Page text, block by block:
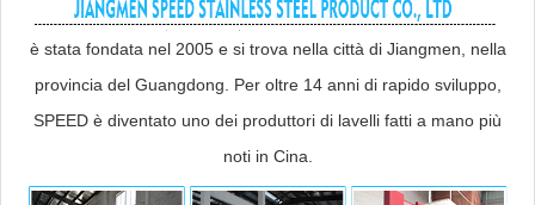
è stata fondata nel 2005 e si trova nella città di Jiangmen, nella
provincia del Guangdong. Per oltre 14 anni di rapido sviluppo,
SPEED è diventato uno dei produttori di lavelli fatti a mano più
noti in Cina.